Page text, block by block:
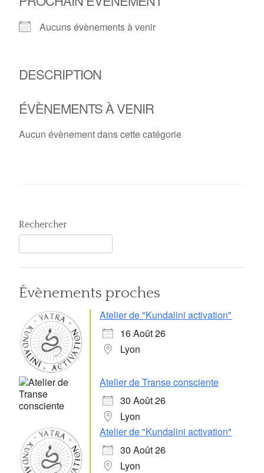
Aucuns évènements à venir
DESCRIPTION
ÉVÈNEMENTS À VENIR
Aucun évènement dans cette catégorie
Rechercher
Évènements proches
Atelier de "Kundalini activation"
16 Août 26
Lyon
Atelier de Transe consciente
30 Août 26
Lyon
Atelier de "Kundalini activation"
30 Août 26
Lyon